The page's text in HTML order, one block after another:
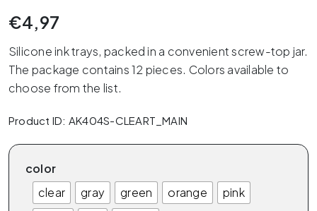
€4,97
Silicone ink trays, packed in a convenient screw-top jar.
The package contains 12 pieces. Colors available to
choose from the list.
Product ID: AK404S-CLEART_MAIN
color
clear
gray green orange
pink